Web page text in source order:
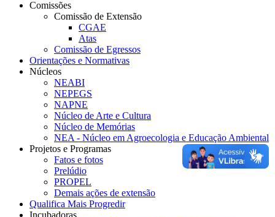
Comissões
Comissão de Extensão
CGAE
Atas
Comissão de Egressos
Orientações e Normativas
Núcleos
NEABI
NEPEGS
NAPNE
Núcleo de Arte e Cultura
Núcleo de Memórias
NEA - Núcleo em Agroecologia e Educação Ambiental
Projetos e Programas
Fatos e fotos
Prelúdio
PROPEL
Demais ações de extensão
Qualifica Mais Progredir